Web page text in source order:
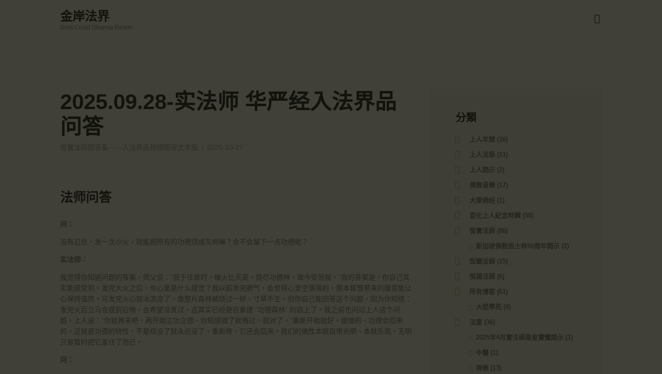
金岸法界
Gold Coast Dharma Realm
宣化上人
2025.09.28-实法师 华严经入法界品
问答
法师问答
问：
没有忍住，发一次小火，就能把所有的功德烧成灰烬嘛？会不会留下一点功德呢？
实法师：
我觉得你知道问题的答案。师父说：“我于往昔时，瞋火比天高，烧尽功德林，故今受苦报。”我的答案是，你自己其
实能感受到。发完大火之后，你心里是什么感觉？我以前发完脾气，会觉得心里空落落的。原本智慧带来的暖意能让
心保持温热，可发完火心就冰凉凉了，像整片森林被烧过一样，寸草不生。但你自己能回答这个问题，因为你知道：
发完火后立马会感到后悔，会希望没发过，这其实已经是在重建 “功德森林” 的路上了。我之前也问过上人这个问
题，上人说：“你就再来吧，再开始立功立德。你知道错了就悔过，就对了。”重新开始就好，慢慢的，功德会回来
的。这就是功德的特性，不是烧没了就永远没了，重新修，它还会回来。我们的佛性本就自带光明、本就乐观，无明
只是暂时把它盖住了而已。
问：
分類
上人年譜 (16)
上人法語 (11)
上人開示 (2)
佛教音樂 (17)
大乘佛经 (1)
宣化上人紀念特輯 (50)
恆實法師 (86)
新加坡佛教居士林90周年開示 (2)
恆懿法師 (15)
恆揚法師 (6)
所有博客 (61)
大悲學苑 (8)
法宴 (36)
2025年4月實法師梁皇寶懺開示 (1)
中醫 (1)
禅修 (13)
👉Zoom Link 链接：
https://drba-org.zoom.us/j/84914586289
👉Meeting ID 会议号：84914586289